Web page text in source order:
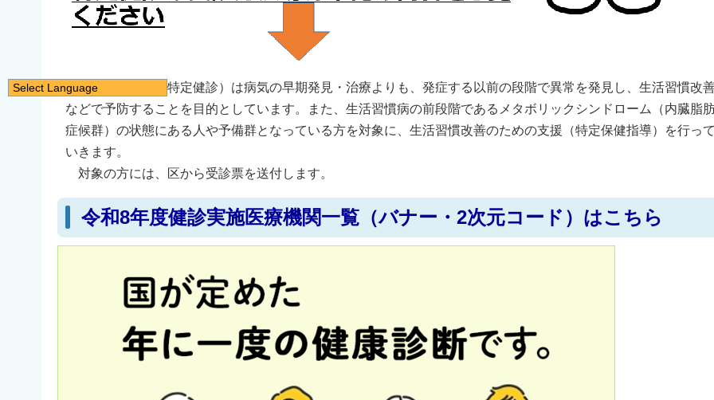
特定健康診査（特定健診）は病気の早期発見・治療よりも、発症する以前の段階で異常を発見し、生活習慣改
などで予防することを目的としています。また、生活習慣病の前段階であるメタボリックシンドローム（内臓脂
症候群）の状態にある人や予備群となっている方を対象に、生活習慣改善のための支援（特定保健指導）を行っ
いきます。
対象の方には、区から受診票を送付します。
令和8年度健診実施医療機関一覧（バナー・2次元コード）はこちら
Select Language